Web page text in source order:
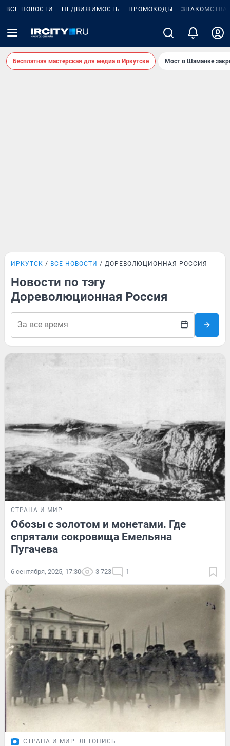
ВСЕ НОВОСТИ НЕДВИЖИМОСТЬ ПРОМОКОДЫ ЗНАКОМСТВА
Бесплатная мастерская для медиа в Иркутске Мост в Шаманке
ИРКУТСК ВСЕ НОВОСТИ ДОРЕВОЛЮЦИОННАЯ РОССИЯ
Новости по тэгу
Дореволюционная Россия
СТРАНА И МИР
Обозы с золотом и монетами. Где
спрятали сокровища Емельяна
Пугачева
6 сентября, 2025, 17:30 3 723 1
СТРАНА И МИР ЛЕТОПИСЬ